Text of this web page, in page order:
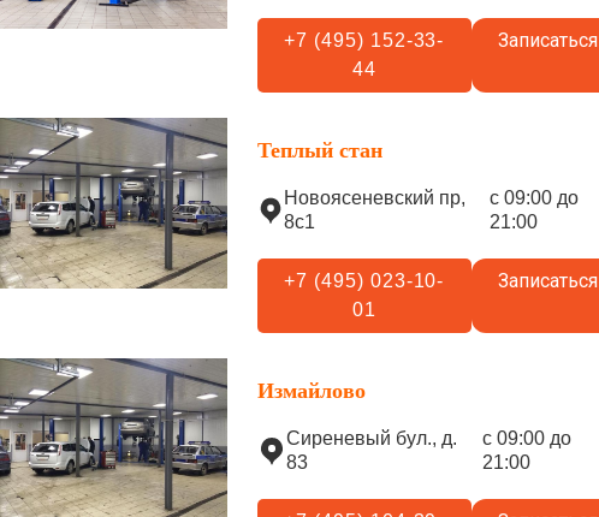
+7 (495) 152-33-
44
Записаться
Теплый стан
Новоясеневский пр,
8с1
с 09:00 до
21:00
+7 (495) 023-10-
01
Записаться
Измайлово
Сиреневый бул., д.
83
с 09:00 до
21:00